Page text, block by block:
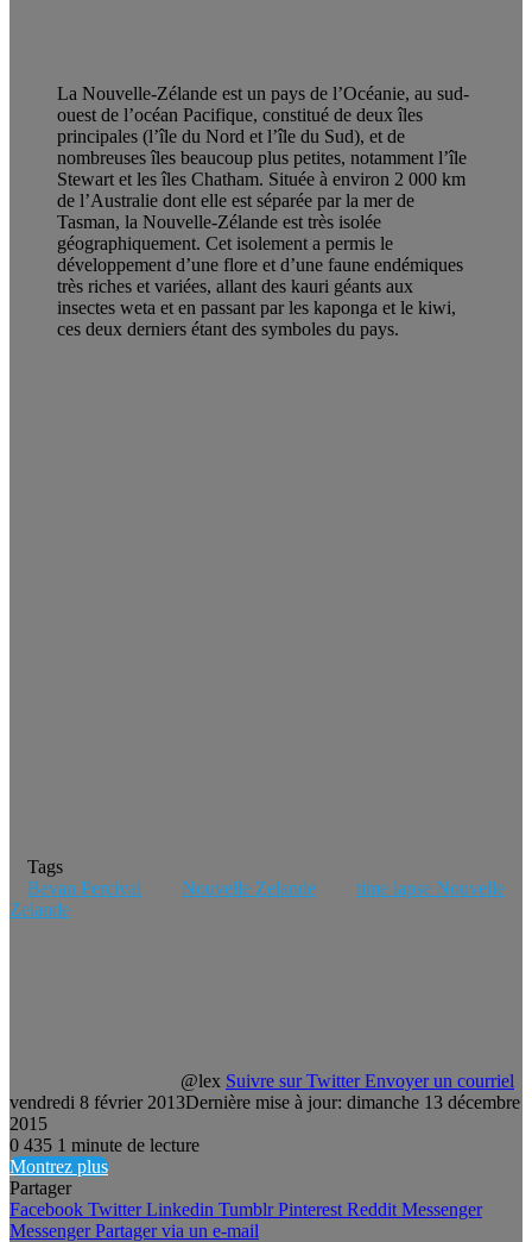
La Nouvelle-Zélande est un pays de l’Océanie, au sud-
ouest de l’océan Pacifique, constitué de deux îles
principales (l’île du Nord et l’île du Sud), et de
nombreuses îles beaucoup plus petites, notamment l’île
Stewart et les îles Chatham. Située à environ 2 000 km
de l’Australie dont elle est séparée par la mer de
Tasman, la Nouvelle-Zélande est très isolée
géographiquement. Cet isolement a permis le
développement d’une flore et d’une faune endémiques
très riches et variées, allant des kauri géants aux
insectes weta et en passant par les kaponga et le kiwi,
ces deux derniers étant des symboles du pays.
Tags
Bevan Percival
Nouvelle Zelande
time lapse Nouvelle
Zelande
@lex Suivre sur Twitter Envoyer un courriel
vendredi 8 février 2013Dernière mise à jour: dimanche 13 décembre
2015
0 435 1 minute de lecture
Montrez plus
Partager
Facebook Twitter Linkedin Tumblr Pinterest Reddit Messenger
Messenger Partager via un e-mail